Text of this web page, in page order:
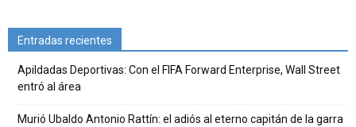
Entradas recientes
Apildadas Deportivas: Con el FIFA Forward Enterprise, Wall Street
entró al área
Murió Ubaldo Antonio Rattín: el adiós al eterno capitán de la garra